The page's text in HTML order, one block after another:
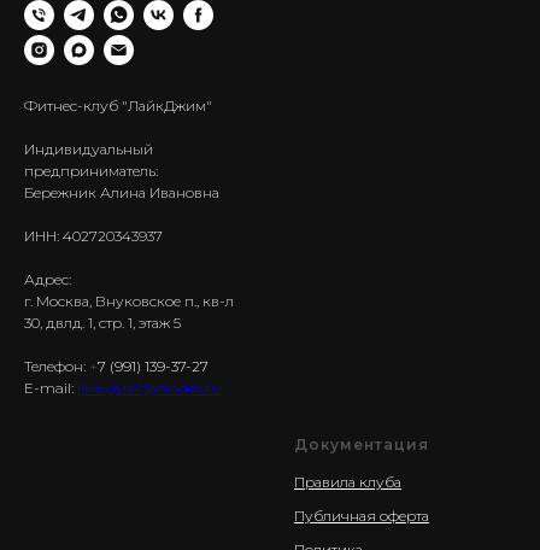
Фитнес-клуб "ЛайкДжим"
Индивидуальный
предприниматель:
Бережник Алина Ивановна
ИНН: 402720343937
Адрес:
г. Москва, Внуковское п., кв-л
30, двлд. 1, стр. 1, этаж 5
Телефон: +7 (991) 139-37-27
E-mail: like-gym@yandex.ru
Документация
Правила клуба
Публичная оферта